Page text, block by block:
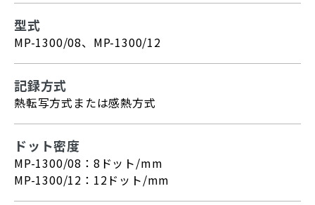
型式
MP-1300/08、MP-1300/12
記録方式
熱転写方式または感熱方式
ドット密度
MP-1300/08：8ドット/mm
MP-1300/12：12ドット/mm